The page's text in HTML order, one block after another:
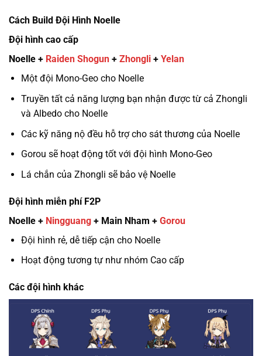
Cách Build Đội Hình Noelle
Đội hình cao cấp
Noelle + Raiden Shogun + Zhongli + Yelan
Một đội Mono-Geo cho Noelle
Truyền tất cả năng lượng bạn nhận được từ cả Zhongli
và Albedo cho Noelle
Các kỹ năng nộ đều hỗ trợ cho sát thương của Noelle
Gorou sẽ hoạt động tốt với đội hình Mono-Geo
Lá chắn của Zhongli sẽ bảo vệ Noelle
Đội hình miễn phí F2P
Noelle + Ningguang + Main Nham + Gorou
Đội hình rẻ, dễ tiếp cận cho Noelle
Hoạt động tương tự như nhóm Cao cấp
Các đội hình khác